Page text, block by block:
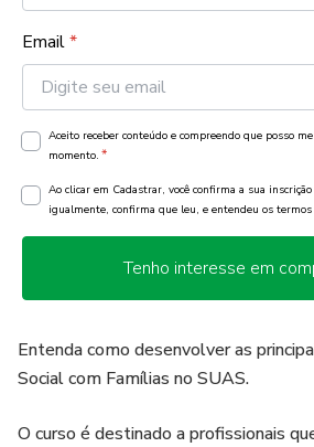
Email*
Aceito receber conteúdo e compreendo que posso
momento. *
Ao clicar em Cadastrar, você confirma a sua
igualmente, confirma que leu, e entendeu os termos
Tenho interesse em
Entenda como desenvolver as
Social com Famílias no SUAS.
O curso é destinado a profissionais